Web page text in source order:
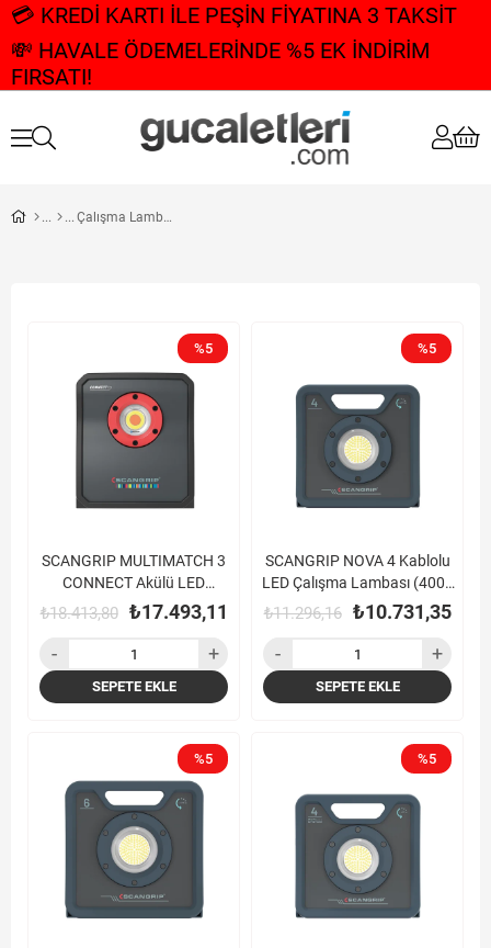
💳 KREDİ KARTI İLE PEŞİN FİYATINA 3 TAKSİT
💸 HAVALE ÖDEMELERİNDE %5 EK İNDİRİM
FIRSATI!
Çalışma Lambaları
SCANGRIP MULTIMATCH 3
CONNECT Akülü LED
Çalışma Lambası (3000
₺17.493,11
₺18.413,80
%5
SEPETE EKLE
SCANGRIP NOVA 4 Kablolu
LED Çalışma Lambası (4000
Lümen)
₺10.731,35
₺11.296,16
%5
SEPETE EKLE
%5 %5